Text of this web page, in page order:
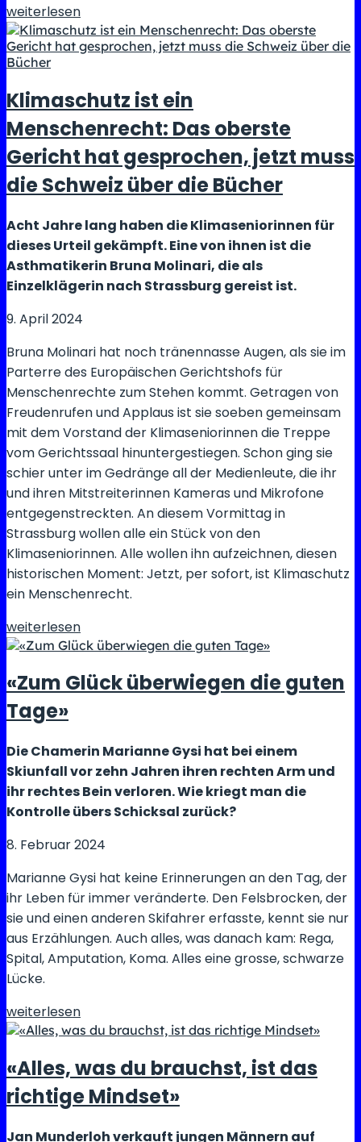
Die
Kriegsreporterin,
die
keine
sein
wollte
weiterlesen
Klimaschutz ist ein
Menschenrecht: Das oberste
Gericht hat gesprochen, jetzt muss
die Schweiz über die Bücher
Acht Jahre lang haben die Klimaseniorinnen für
dieses Urteil gekämpft. Eine von ihnen ist die
Asthmatikerin Bruna Molinari, die als
Einzelklägerin nach Strassburg gereist ist.
9. April 2024
Bruna Molinari hat noch tränennasse Augen, als sie im
Parterre des Europäischen Gerichtshofs für
Menschenrechte zum Stehen kommt. Getragen von
Freudenrufen und Applaus ist sie soeben gemeinsam
mit dem Vorstand der Klimaseniorinnen die Treppe
vom Gerichtssaal hinuntergestiegen. Schon ging sie
schier unter im Gedränge all der Medienleute, die ihr
und ihren Mitstreiterinnen Kameras und Mikrofone
entgegenstreckten. An diesem Vormittag in
Strassburg wollen alle ein Stück von den
Klimaseniorinnen. Alle wollen ihn aufzeichnen, diesen
historischen Moment: Jetzt, per sofort, ist Klimaschutz
ein Menschenrecht.
Klimaschutz
ist
Menschenrecht:
Das
oberste
Gericht
hat
gesprochen,
jetzt
die
über
die
Bücher
weiterlesen
«Zum Glück überwiegen die guten
Tage»
Die Chamerin Marianne Gysi hat bei einem
Skiunfall vor zehn Jahren ihren rechten Arm und
ihr rechtes Bein verloren. Wie kriegt man die
Kontrolle übers Schicksal zurück?
8. Februar 2024
Marianne Gysi hat keine Erinnerungen an den Tag, der
ihr Leben für immer veränderte. Den Felsbrocken, der
sie und einen anderen Skifahrer erfasste, kennt sie nur
aus Erzählungen. Auch alles, was danach kam: Rega,
Spital, Amputation, Koma. Alles eine grosse, schwarze
Lücke.
«Zum
Glück
die
guten
Tage»
weiterlesen
«Alles, was du brauchst, ist das
richtige Mindset»
Jan Munderloh verkauft jungen Männern auf